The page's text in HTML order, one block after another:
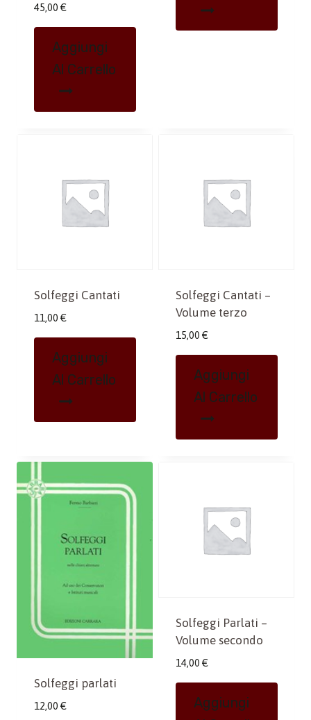
45,00 €
Aggiungi
Al Carrello
Solfeggi Cantati
11,00 €
Aggiungi
Al Carrello
Solfeggi Cantati –
Volume terzo
15,00 €
Aggiungi
Al Carrello
Solfeggi parlati
12,00 €
Solfeggi Parlati –
Volume secondo
14,00 €
Aggiungi